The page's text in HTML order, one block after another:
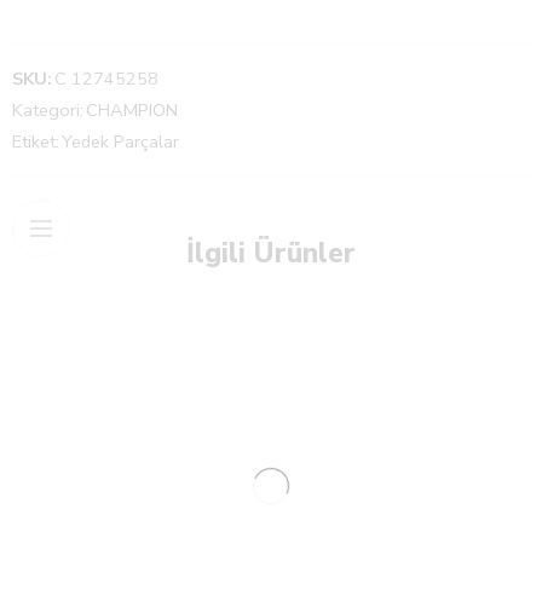
SKU: C 12745258
Kategori: CHAMPION
Etiket:Yedek Parçalar
İlgili Ürünler